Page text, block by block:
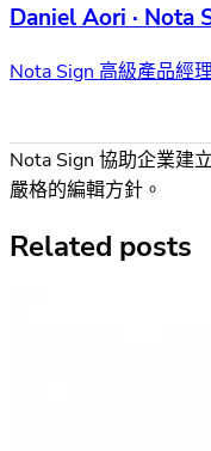
Daniel Aori · Nota
Nota Sign 高級產品經
Nota Sign 協助企業建
嚴格的編輯方針。
Related posts